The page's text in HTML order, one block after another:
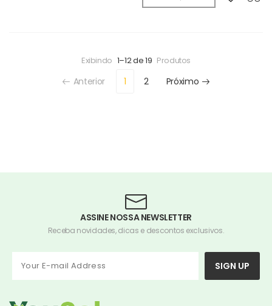
Exibindo 1–12 de 19 Produtos
Anterior 1 2 Próximo
ASSINE NOSSA NEWSLETTER
Receba novidades, dicas e descontos exclusivos.
SIGN UP